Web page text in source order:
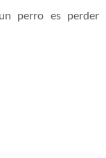
perro es perder